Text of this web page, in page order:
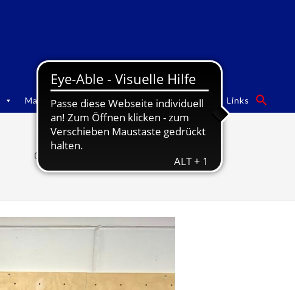
Mannschaften Turngalas Sponsoren Links
Gaufinale am 22.02.2025 im VSZ